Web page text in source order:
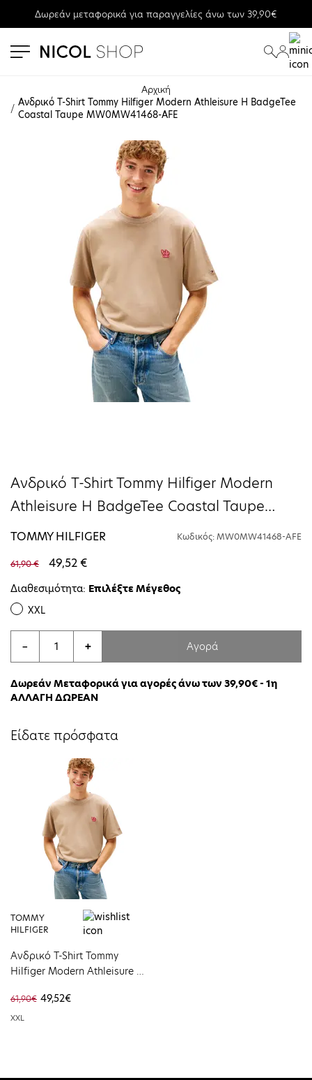
Δωρεάν μεταφορικά για παραγγελίες άνω των 39,90€
Αρχική
Ανδρικό T-Shirt Tommy Hilfiger Modern Athleisure H BadgeTee
Coastal Taupe MW0MW41468-AFE
Ανδρικό T-Shirt Tommy Hilfiger Modern
Athleisure H BadgeTee Coastal Taupe
MW0MW41468-AFE
TOMMY HILFIGER Κωδικός: MW0MW41468-AFE
61,90 € 49,52 €
Διαθεσιμότητα: Επιλέξτε Μέγεθος
XXL
− + Αγορά
Δωρεάν Μεταφορικά για αγορές άνω των 39,90€ - 1η
ΑΛΛΑΓΗ ΔΩΡΕΑΝ
Είδατε πρόσφατα
TOMMY
HILFIGER
Ανδρικό T-Shirt Tommy
Hilfiger Modern Athleisure H
MW0MW41468-AFE
61,90€ 49,52€
XXL